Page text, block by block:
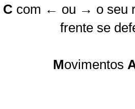
C com ← ou → o seu
frente se
Movimentos